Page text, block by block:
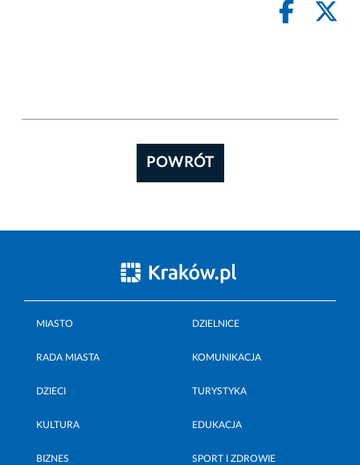
POWRÓT
MIASTO DZIELNICE
RADA MIASTA KOMUNIKACJA
DZIECI TURYSTYKA
KULTURA EDUKACJA
BIZNES SPORT I ZDROWIE